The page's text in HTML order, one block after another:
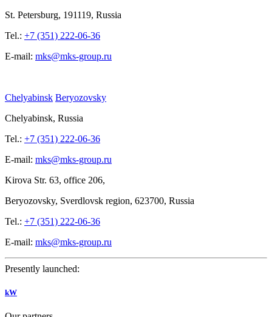
St. Petersburg, 191119, Russia
Tel.: +7 (351) 222-06-36
E-mail: mks@mks-group.ru
Chelyabinsk Beryozovsky
Chelyabinsk, Russia
Tel.: +7 (351) 222-06-36
E-mail: mks@mks-group.ru
Kirova Str. 63, office 206,
Beryozovsky, Sverdlovsk region, 623700, Russia
Tel.: +7 (351) 222-06-36
E-mail: mks@mks-group.ru
Presently launched:
kW